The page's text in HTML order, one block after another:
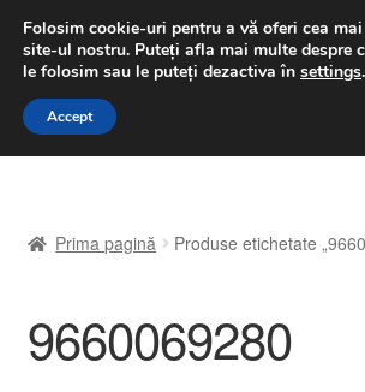
LIVRARE de la 33 lei
luni-vineri 9 a.m. - 4 p.m.031
Sari
Sari
A lua legatura
Contul meu
Prima pagină Produse etichetate
9660069280
Folosim cookie-uri pentru a vă oferi cea
site-ul nostru. Puteți afla mai multe despre
le folosim sau le puteți dezactiva în settings.
Accept